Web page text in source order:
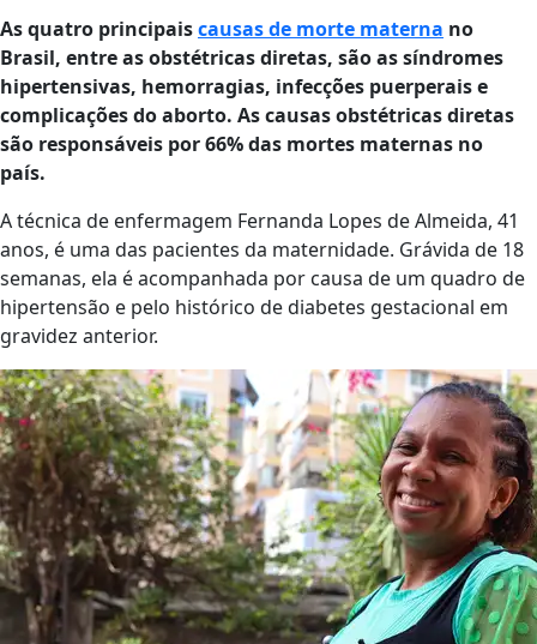
As quatro principaiscausas de morte materna no
Brasil, entre as obstétricas diretas, são as síndromes
hipertensivas, hemorragias, infecções puerperais e
complicações do aborto. As causas obstétricas diretas
são responsáveis por 66% das mortes maternas no
país.
A técnica de enfermagem Fernanda Lopes de Almeida, 41
anos, é uma das pacientes da maternidade. Grávida de 18
semanas, ela é acompanhada por causa de um quadro de
hipertensão e pelo histórico de diabetes gestacional em
gravidez anterior.